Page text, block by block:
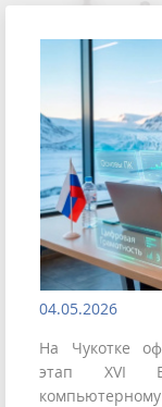
04.05.2026
На Чукотке
этап XVI